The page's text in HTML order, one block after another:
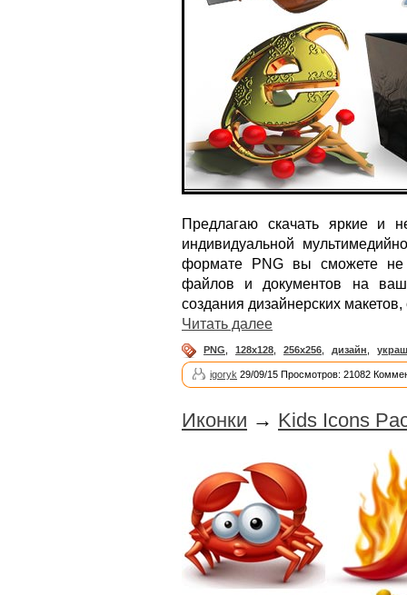
Предлагаю скачать яркие и
индивидуальной
формате PNG вы сможете не
файлов и документов на
создания дизайнерских макетов,
Читать далее
PNG 128x128 256x256 дизайн
igoryk 29/09/15 Просмотров: 21082
Иконки → Kids Icons